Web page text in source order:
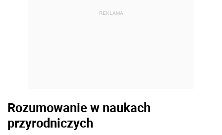
REKLAMA
Rozumowanie w naukach
przyrodniczych